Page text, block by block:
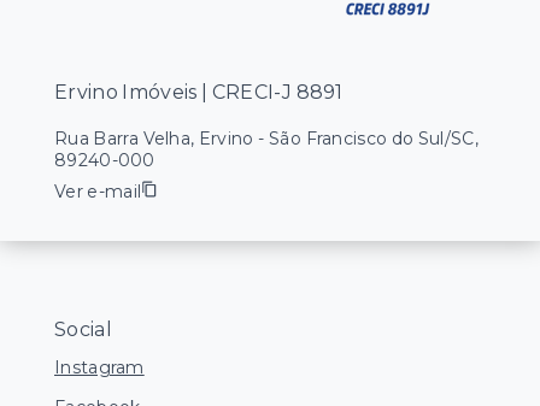
Social
Instagram
Ervino Imóveis | CRECI-J 8891
Rua Barra Velha, Ervino - São Francisco do Sul/SC,
89240-000
Ver e-mail